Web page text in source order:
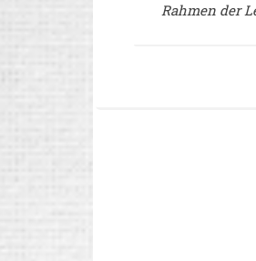
Rahmen der